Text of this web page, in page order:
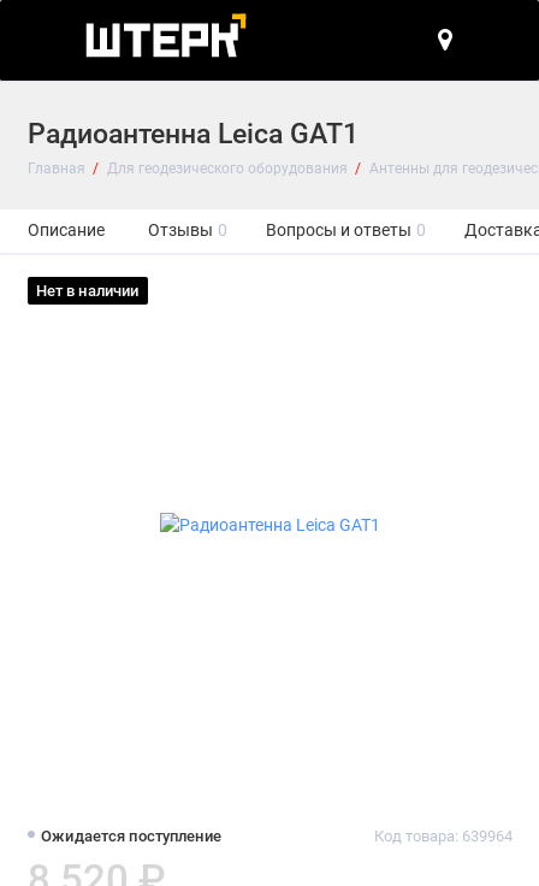
Радиоантенна Leica GAT1
Главная Для геодезического оборудования Антенны для
Описание Отзывы 0 Вопросы и ответы 0
Нет в наличии
Ожидается поступление Код товара: 639964